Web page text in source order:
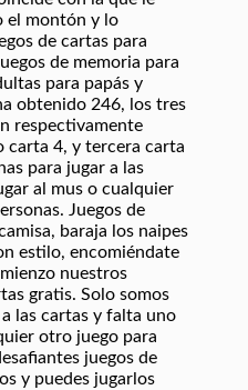
el montón y lo
de cartas para
de memoria para
para papás y
obtenido 246, los tres
respectivamente
carta 4, y tercera carta
para jugar a las
al mus o cualquier
Juegos de
baraja los naipes
estilo, encomiéndate
nuestros
gratis. Solo somos
las cartas y falta uno
otro juego para
juegos de
y puedes jugarlos